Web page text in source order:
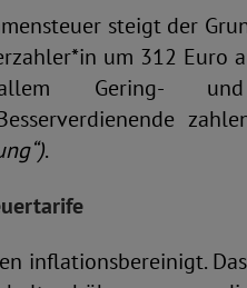
steigt der
um 312 Euro
Gering- und
.
inflationsbereinigt.